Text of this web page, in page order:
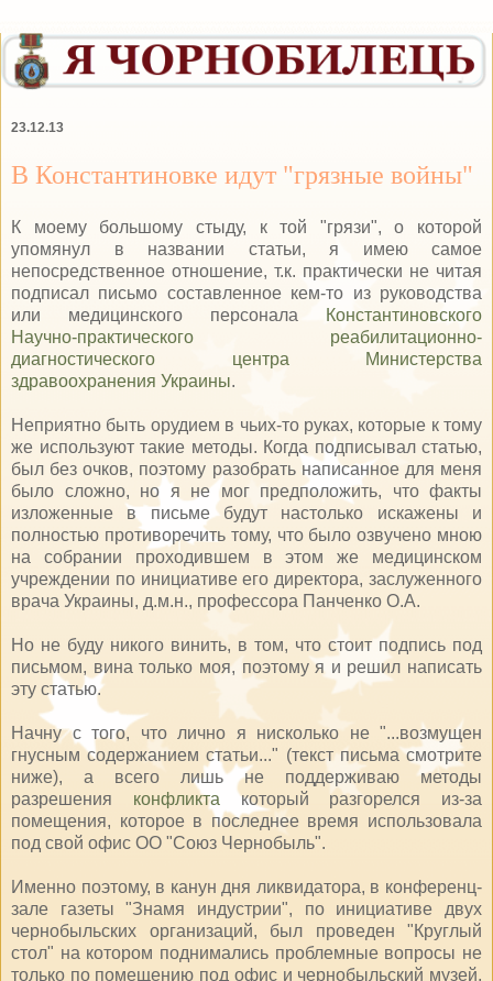
23.12.13
В Константиновке идут "грязные войны"
К моему большому стыду, к той "грязи", о которой
упомянул в названии статьи, я имею самое
непосредственное отношение, т.к. практически не читая
подписал письмо составленное кем-то из руководства
или медицинского персонала
Константиновского
Научно-практического реабилитационно-
диагностического центра Министерства
здравоохранения Украины.
Неприятно быть орудием в чьих-то руках, которые к тому
же используют такие методы. Когда подписывал статью,
был без очков, поэтому разобрать написанное для меня
было сложно, но я не мог предположить, что факты
изложенные в письме будут настолько искажены и
полностью противоречить тому, что было озвучено мною
на собрании проходившем в этом же медицинском
учреждении по инициативе его директора, заслуженного
врача Украины, д.м.н., профессора Панченко О.А.
Но не буду никого винить, в том, что стоит подпись под
письмом, вина только моя, поэтому я и решил написать
эту статью.
Начну с того, что лично я нисколько не "...возмущен
гнусным содержанием статьи..." (текст письма смотрите
ниже), а всего лишь не поддерживаю методы
разрешения конфликта который разгорелся из-за
помещения, которое в последнее время использовала
под свой офис ОО "Союз Чернобыль".
Именно поэтому, в канун дня ликвидатора, в конференц-
зале газеты "Знамя индустрии", по инициативе двух
чернобыльских организаций, был проведен "Круглый
стол" на котором поднимались проблемные вопросы не
только по помещению под офис и чернобыльский музей,